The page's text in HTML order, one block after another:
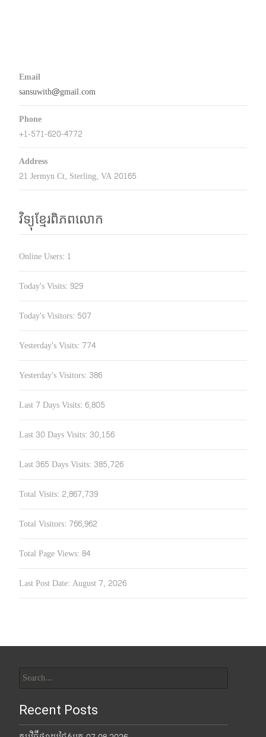
Email
sansuwith@gmail.com
Phone
+1-571-620-4772
Address
21 Jermyn Ct, Sterling, VA 20165
វិទ្យុខ្មែរពិភពលោក
Online Users: 1
Today's Visits: 929
Today's Visitors: 507
Yesterday's Visits: 774
Yesterday's Visitors: 386
Last 7 Days Visits: 6,805
Last 30 Days Visits: 30,156
Last 365 Days Visits: 385,726
Total Visits: 2,867,739
Total Visitors: 766,962
Total Page Views: 84
Last Post Date: August 7, 2026
for:
Recent Posts